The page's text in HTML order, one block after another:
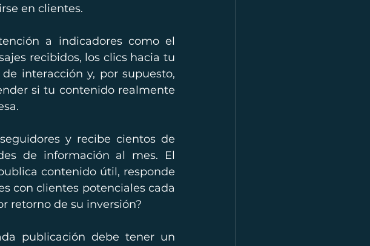
en clientes.
a indicadores como el
recibidos, los clics hacia tu
interacción y, por supuesto,
si tu contenido realmente
y recibe cientos de
de información al mes. El
contenido útil, responde
con clientes potenciales cada
retorno de su inversión?
publicación debe tener un